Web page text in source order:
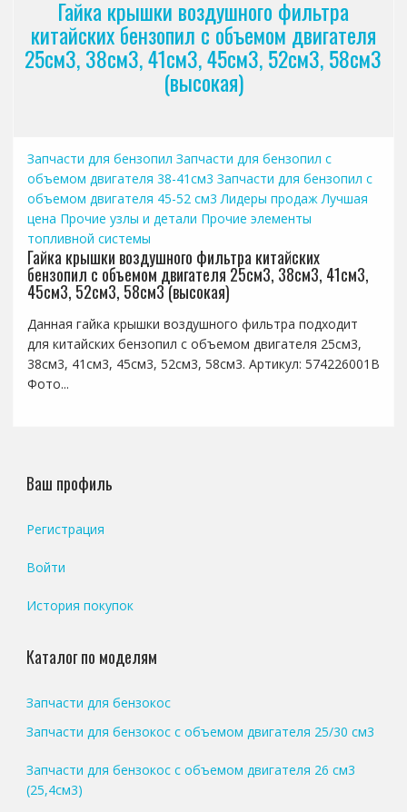
Гайка крышки воздушного фильтра
китайских бензопил с объемом двигателя
25см3, 38см3, 41см3, 45см3, 52см3, 58см3
(высокая)
Запчасти для бензопил Запчасти для бензопил с
объемом двигателя 38-41см3 Запчасти для бензопил с
объемом двигателя 45-52 см3 Лидеры продаж Лучшая
цена Прочие узлы и детали Прочие элементы
топливной системы
Гайка крышки воздушного фильтра китайских
бензопил с объемом двигателя 25см3, 38см3, 41см3,
45см3, 52см3, 58см3 (высокая)
Данная гайка крышки воздушного фильтра подходит
для китайских бензопил с объемом двигателя 25см3,
38см3, 41см3, 45см3, 52см3, 58см3. Артикул: 574226001B
Фото...
Ваш профиль
Регистрация
Войти
История покупок
Каталог по моделям
Запчасти для бензокос
Запчасти для бензокос с объемом двигателя 25/30 см3
Запчасти для бензокос с объемом двигателя 26 см3
(25,4см3)